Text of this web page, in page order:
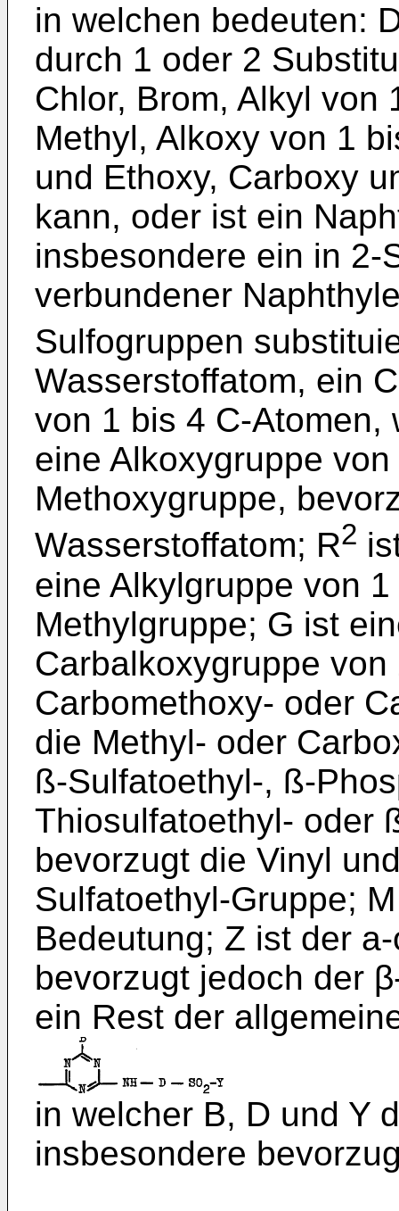
in welchen bedeuten:
durch 1 oder 2
Chlor, Brom, Alkyl von
Methyl, Alkoxy von 1
und Ethoxy, Carboxy
kann, oder ist ein
insbesondere ein in 2-
verbundener
Sulfogruppen
Wasserstoffatom, ein
von 1 bis 4 C-Atomen,
eine Alkoxygruppe
Methoxygruppe,
Wasserstoffatom; R2
eine Alkylgruppe von
Methylgruppe; G ist
Carbalkoxygruppe
Carbomethoxy- oder
die Methyl- oder
ß-Sulfatoethyl-, ß-
Thiosulfatoethyl- oder
bevorzugt die Vinyl
Sulfatoethyl-Gruppe;
Bedeutung; Z ist der
bevorzugt jedoch der
ein Rest der
in welcher B, D und Y
insbesondere